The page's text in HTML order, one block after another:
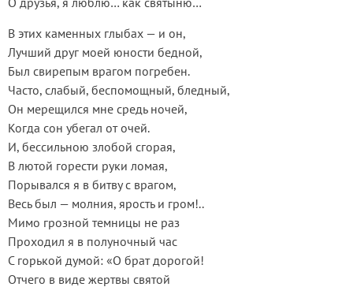
В этих каменных глыбах — и он,
Лучший друг моей юности бедной,
Был свирепым врагом погребен.
Часто, слабый, беспомощный, бледный,
Он мерещился мне средь ночей,
Когда сон убегал от очей.
И, бессильною злобой сгорая,
В лютой горести руки ломая,
Порывался я в битву с врагом,
Весь был — молния, ярость и гром!..
Мимо грозной темницы не раз
Проходил я в полуночный час
С горькой думой: «О брат дорогой!
Отчего в виде жертвы святой